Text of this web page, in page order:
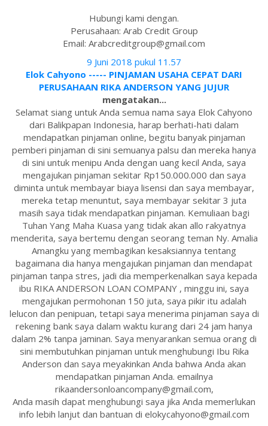
Hubungi kami dengan.
Perusahaan: Arab Credit Group
Email: Arabcreditgroup@gmail.com
9 Juni 2018 pukul 11.57
Elok Cahyono ----- PINJAMAN USAHA CEPAT DARI
PERUSAHAAN RIKA ANDERSON YANG JUJUR
mengatakan...
Selamat siang untuk Anda semua nama saya Elok Cahyono
dari Balikpapan Indonesia, harap berhati-hati dalam
mendapatkan pinjaman online, begitu banyak pinjaman
pemberi pinjaman di sini semuanya palsu dan mereka hanya
di sini untuk menipu Anda dengan uang kecil Anda, saya
mengajukan pinjaman sekitar Rp150.000.000 dan saya
diminta untuk membayar biaya lisensi dan saya membayar,
mereka tetap menuntut, saya membayar sekitar 3 juta
masih saya tidak mendapatkan pinjaman. Kemuliaan bagi
Tuhan Yang Maha Kuasa yang tidak akan allo rakyatnya
menderita, saya bertemu dengan seorang teman Ny. Amalia
Amangku yang membagikan kesaksiannya tentang
bagaimana dia hanya mengajukan pinjaman dan mendapat
pinjaman tanpa stres, jadi dia memperkenalkan saya kepada
ibu RIKA ANDERSON LOAN COMPANY , minggu ini, saya
mengajukan permohonan 150 juta, saya pikir itu adalah
lelucon dan penipuan, tetapi saya menerima pinjaman saya di
rekening bank saya dalam waktu kurang dari 24 jam hanya
dalam 2% tanpa jaminan. Saya menyarankan semua orang di
sini membutuhkan pinjaman untuk menghubungi Ibu Rika
Anderson dan saya meyakinkan Anda bahwa Anda akan
mendapatkan pinjaman Anda. emailnya
rikaandersonloancompany@gmail.com,
Anda masih dapat menghubungi saya jika Anda memerlukan
info lebih lanjut dan bantuan di elokycahyono@gmail.com